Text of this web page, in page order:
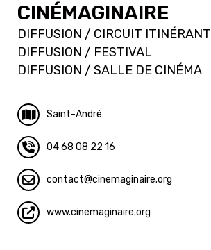
CINÉMAGINAIRE
DIFFUSION / CIRCUIT ITINÉRANT
DIFFUSION / FESTIVAL
DIFFUSION / SALLE DE CINÉMA
Saint-André
04 68 08 22 16
contact cinemaginaire.org
www.cinemaginaire.org